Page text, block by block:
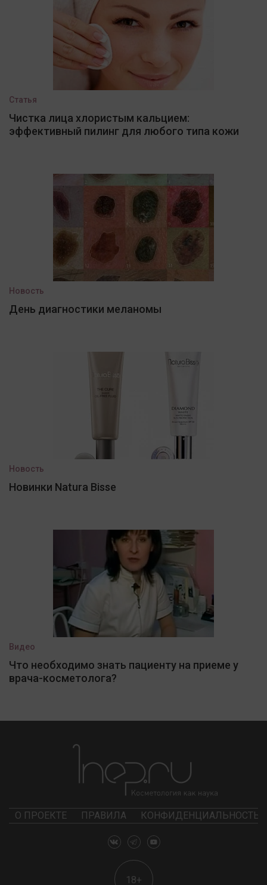
Статья
Чистка лица хлористым кальцием:
эффективный пилинг для любого типа кожи
Новость
День диагностики меланомы
Новость
Новинки Natura Bisse
Видео
Что необходимо знать пациенту на приеме у
врача-косметолога?
О ПРОЕКТЕ ПРАВИЛА КОНФИДЕНЦИАЛЬНОСТЬ
18+